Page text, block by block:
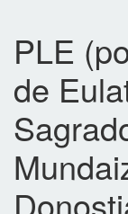
PLE
de